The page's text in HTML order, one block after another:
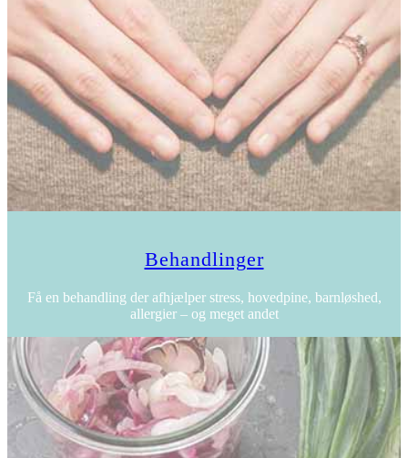
Behandlinger
Få en behandling der afhjælper stress, hovedpine, barnløshed,
allergier – og meget andet